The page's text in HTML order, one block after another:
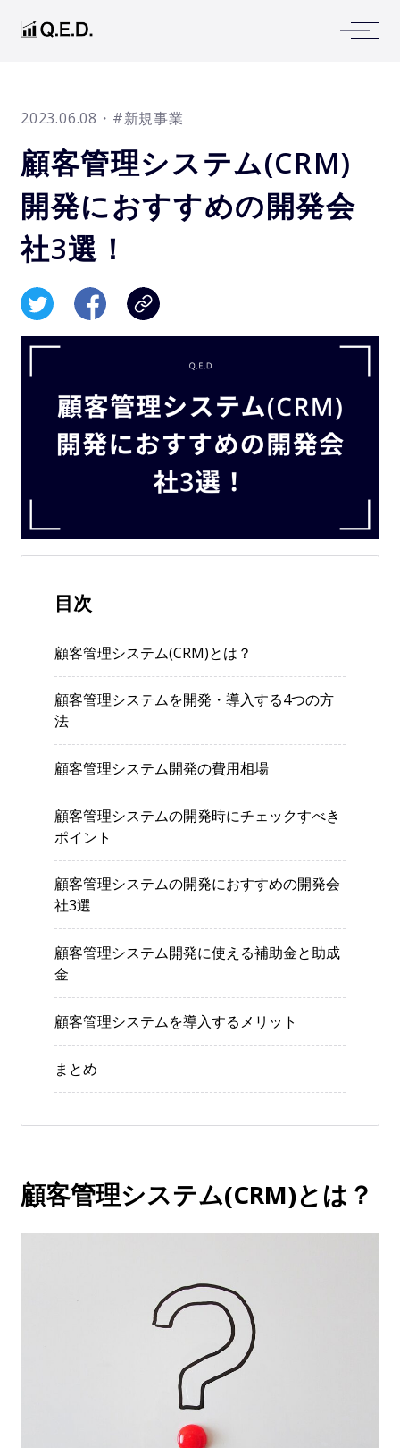
2023.06.08 ・#新規事業
顧客管理システム(CRM)
開発におすすめの開発会
社3選！
目次
顧客管理システム(CRM)とは？
顧客管理システムを開発・導入する4つの方
法
顧客管理システム開発の費用相場
顧客管理システムの開発時にチェックすべき
ポイント
顧客管理システムの開発におすすめの開発会
社3選
顧客管理システム開発に使える補助金と助成
金
顧客管理システムを導入するメリット
まとめ
顧客管理システム(CRM)とは？